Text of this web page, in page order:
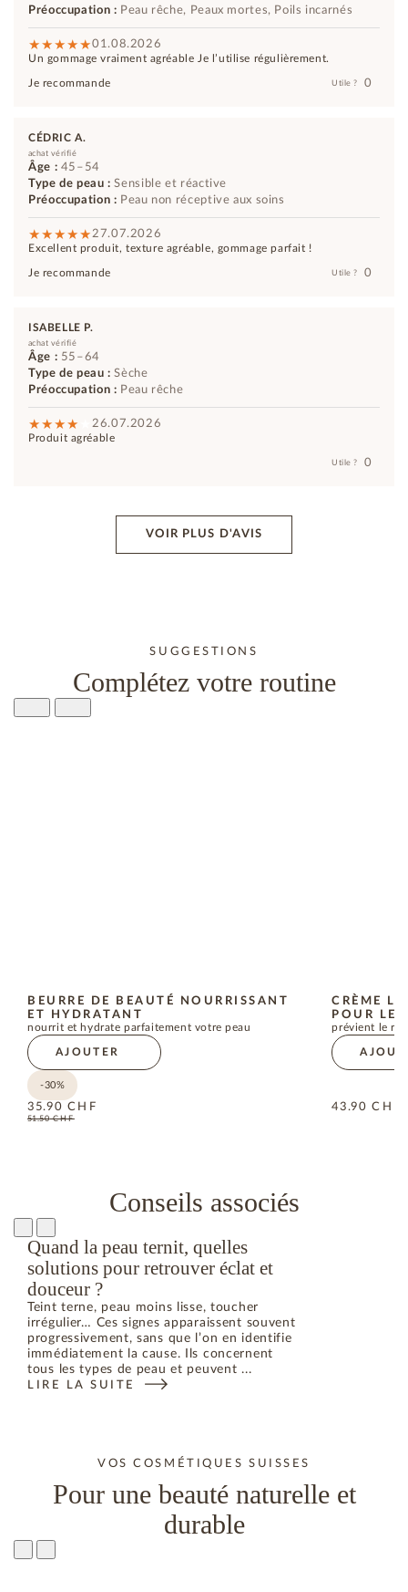
Préoccupation : Peau rêche, Peaux mortes, Poils incarnés
01.08.2026
Un gommage vraiment agréable Je l’utilise régulièrement.
Je recommande Utile ? 0
CÉDRIC A.
achat vérifié
Âge : 45–54
Type de peau : Sensible et réactive
Préoccupation : Peau non réceptive aux soins
27.07.2026
Excellent produit, texture agréable, gommage parfait !
Je recommande Utile ? 0
ISABELLE P.
achat vérifié
Âge : 55–64
Type de peau : Sèche
Préoccupation : Peau rêche
26.07.2026
Produit agréable
Utile ? 0
VOIR PLUS D'AVIS
SUGGESTIONS
Complétez votre routine
BEURRE DE BEAUTÉ NOURRISSANT
ET HYDRATANT
nourrit et hydrate parfaitement votre peau
AJOUTER
-30%
35.90 CHF
51.50CHF
CRÈME
POUR LE
prévient le
43.90 CHF
Conseils associés
Quand la peau ternit, quelles
solutions pour retrouver éclat et
douceur ?
Teint terne, peau moins lisse, toucher
irrégulier… Ces signes apparaissent souvent
progressivement, sans que l’on en identifie
immédiatement la cause. Ils concernent
tous les types de peau et peuvent ...
LIRE LA SUITE
VOS COSMÉTIQUES SUISSES
Pour une beauté naturelle et
durable